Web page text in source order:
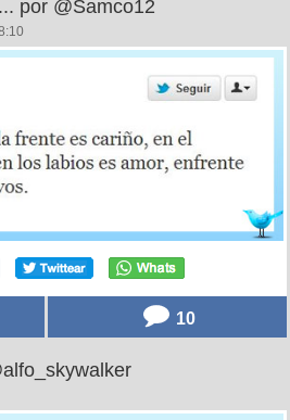
por @Samco12
10